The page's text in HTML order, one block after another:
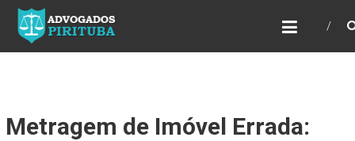
ADVOGADOS PIRITUBA
Precisando de advogado? Entre em contato!
Fazemos toda a assessoria que você
Metragem de Imóvel Errada: